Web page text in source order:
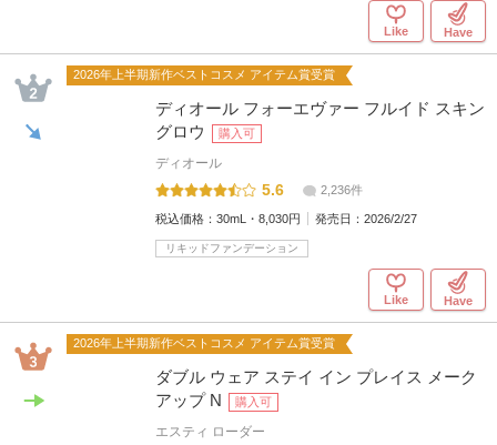
Like Have
2026年上半期新作ベストコスメ アイテム賞受賞
ディオール フォーエヴァー フルイド スキン
グロウ
購入可
ディオール
5.6 2,236件
税込価格： 30mL・8,030円 発売日： 2026/2/27
リキッドファンデーション
Like Have
2026年上半期新作ベストコスメ アイテム賞受賞
ダブル ウェア ステイ イン プレイス メーク
アップ N
購入可
エスティ ローダー